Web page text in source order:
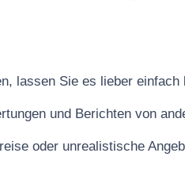
lassen Sie es lieber einfach
und Berichten von
oder unrealistische